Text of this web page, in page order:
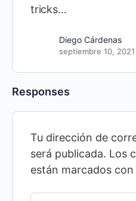
tricks…
Diego Cárdenas
septiembre 10, 2021
Responses
Tu dirección de
será publicada. Los
están marcados con